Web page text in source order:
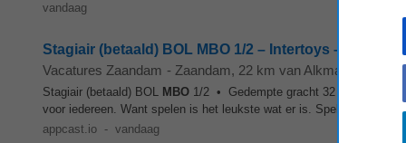
vandaag
Stagiair (betaald) BOL MBO 1/2 – Intertoys – Zaandam
Vacatures Zaandam - Zaandam, 22 km van Alkmaar
Stagiair (betaald) BOL MBO 1/2 • Gedempte gracht 32 - Zaandam
voor iedereen. Want spelen is het leukste wat er is. Spelen is het
appcast.io - vandaag